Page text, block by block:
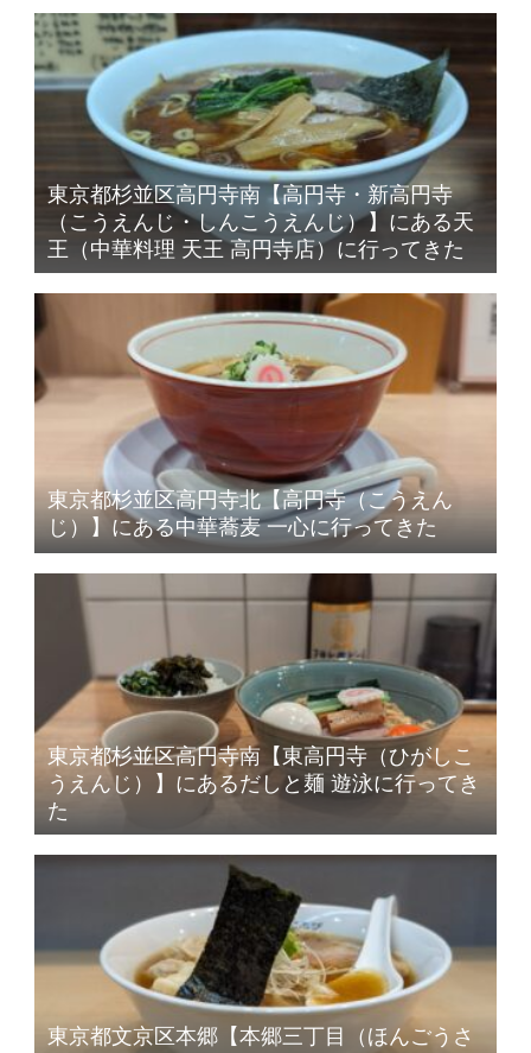
東京都杉並区高円寺南【高円寺・新高円寺
（こうえんじ・しんこうえんじ）】にある天
王（中華料理 天王 高円寺店）に行ってきた
東京都杉並区高円寺北【高円寺（こうえん
じ）】にある中華蕎麦 一心に行ってきた
東京都杉並区高円寺南【東高円寺（ひがしこ
うえんじ）】にあるだしと麺 遊泳に行ってき
た
東京都文京区本郷【本郷三丁目（ほんごうさ